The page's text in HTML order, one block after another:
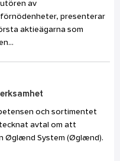
av
presenterar
aktieägarna som
och sortimentet
tecknat avtal om att
Øglænd System (Øglænd).